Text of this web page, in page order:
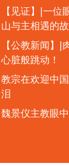
【见证】|一位
山与主相遇的
【公教新闻】|
心脏般跳动！
教宗在欢迎中
泪
魏景仪主教眼